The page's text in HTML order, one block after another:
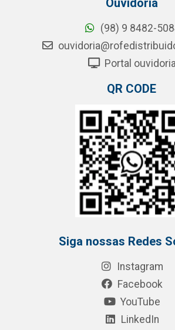
Ouvidoria
(98) 9 8482-
Portal
QR CODE
Siga nossas Redes
Instagram
Facebook
YouTube
LinkedIn